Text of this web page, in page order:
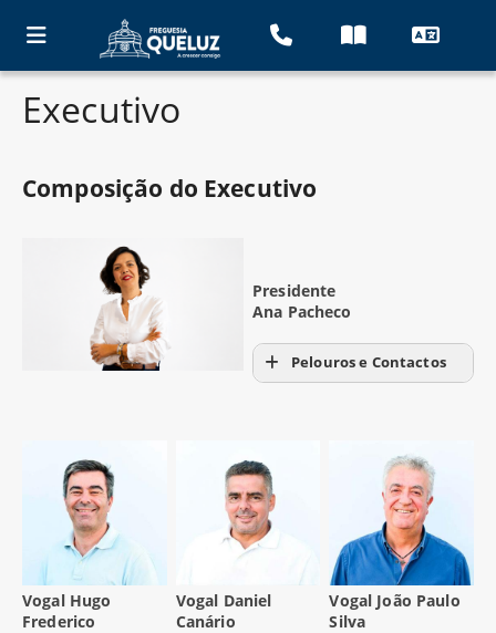
Executivo
Composição do Executivo
Presidente
Ana Pacheco
Pelouros e Contactos
Vogal Hugo
Frederico
Vogal Daniel
Canário
Vogal João Paulo
Silva